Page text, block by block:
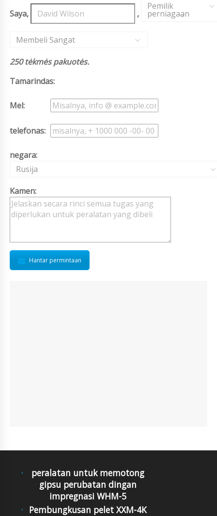
Saya, ,
Pemilik
perniagaan
,
Membeli Sangat
250 tėkmės pakuotės.
Tamarindas:
Mel:
telefonas:
negara:
Rusija
Kamen:
Hantar permintaan
peralatan untuk memotong
gipsu perubatan dingan
impregnasi WHM-5
Pembungkusan pelet XXM-4K